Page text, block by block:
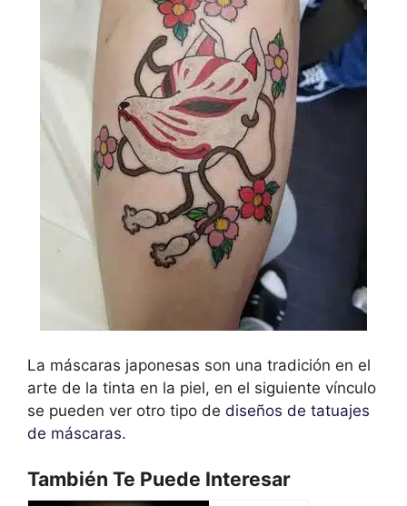
La máscaras japonesas son una tradición en el
arte de la tinta en la piel, en el siguiente vínculo
se pueden ver otro tipo de diseños de tatuajes
de máscaras.
También Te Puede Interesar